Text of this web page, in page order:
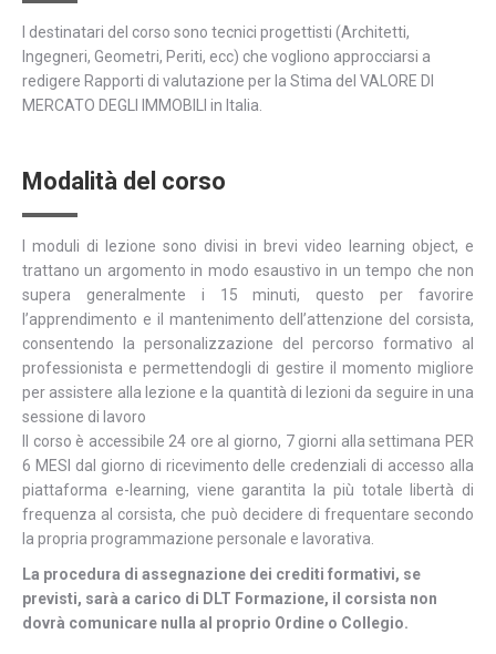
I destinatari del corso sono tecnici progettisti (Architetti,
Ingegneri, Geometri, Periti, ecc) che vogliono approcciarsi a
redigere Rapporti di valutazione per la Stima del VALORE DI
MERCATO DEGLI IMMOBILI in Italia.
Modalità del corso
I moduli di lezione sono divisi in brevi video learning object, e
trattano un argomento in modo esaustivo in un tempo che non
supera generalmente i 15 minuti, questo per favorire
l’apprendimento e il mantenimento dell’attenzione del corsista,
consentendo la personalizzazione del percorso formativo al
professionista e permettendogli di gestire il momento migliore
per assistere alla lezione e la quantità di lezioni da seguire in una
sessione di lavoro
Il corso è accessibile 24 ore al giorno, 7 giorni alla settimana PER
6 MESI dal giorno di ricevimento delle credenziali di accesso alla
piattaforma e-learning, viene garantita la più totale libertà di
frequenza al corsista, che può decidere di frequentare secondo
la propria programmazione personale e lavorativa.
La procedura di assegnazione dei crediti formativi, se
previsti, sarà a carico di DLT Formazione, il corsista non
dovrà comunicare nulla al proprio Ordine o Collegio.